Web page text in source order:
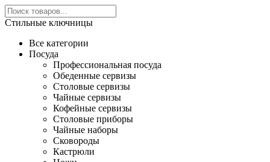
Стильные ключницы
Все категории
Посуда
Профессиональная посуда
Обеденные сервизы
Столовые сервизы
Чайные сервизы
Кофейные сервизы
Столовые приборы
Чайные наборы
Сковороды
Кастрюли